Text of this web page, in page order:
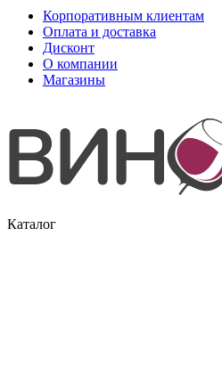
Корпоративным клиентам
Оплата и доставка
Дисконт
О компании
Магазины
Каталог